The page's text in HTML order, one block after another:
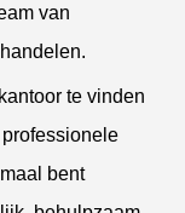
van
te vinden
bent